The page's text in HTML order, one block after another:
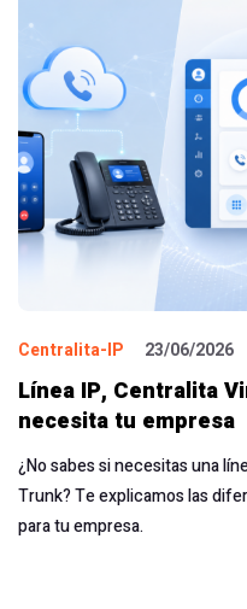
Centralita-IP 23/06/2026
Línea IP, Centralita
necesita tu empresa
¿No sabes si necesitas una
Trunk? Te explicamos las
para tu empresa.